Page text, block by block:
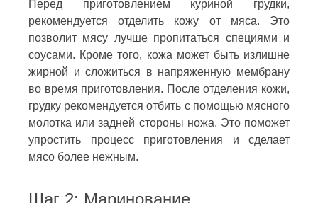
Перед приготовлением куриной грудки,
рекомендуется отделить кожу от мяса. Это
позволит мясу лучше пропитаться специями и
соусами. Кроме того, кожа может быть излишне
жирной и сложиться в напряженную мембрану
во время приготовления. После отделения кожи,
грудку рекомендуется отбить с помощью мясного
молотка или задней стороны ножа. Это поможет
упростить процесс приготовления и сделает
мясо более нежным.